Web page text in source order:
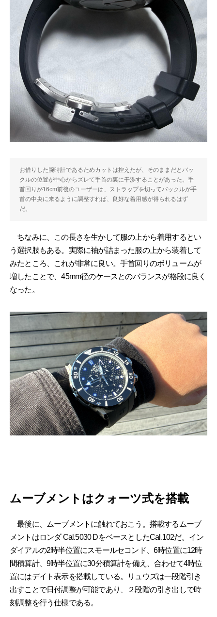
お借りした腕時計であるためカットは控えたが、そのままだとバッ
クルの位置が中心からズレて手首の裏に干渉することがあった。手
首回りが16cm前後のユーザーは、ストラップを切ってバックルが手
首の中央に来るように調整すれば、良好な着用感が得られるはず
だ。
ちなみに、この長さを生かして服の上から着用するとい
う選択肢もある。実際に袖が詰まった服の上から装着して
みたところ、これが非常に良い。手首回りのボリュームが
増したことで、45mm径のケースとのバランスが格段に良く
なった。
ムーブメントはクォーツ式を搭載
最後に、ムーブメントに触れておこう。搭載するムーブ
メントはロンダ Cal.5030 DをベースとしたCal.102だ。イン
ダイアルの2時半位置にスモールセコンド、6時位置に12時
間積算計、9時半位置に30分積算計を備え、合わせて4時位
置にはデイト表示を搭載している。リュウズは一段階引き
出すことで日付調整が可能であり、２段階の引き出しで時
刻調整を行う仕様である。